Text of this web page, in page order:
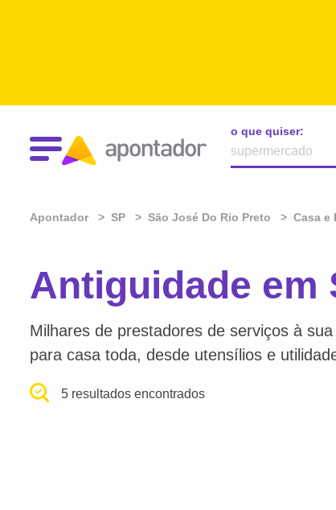
o que quiser:
Apontador SP São José Do Rio Preto Casa e
Antiguidade em
Milhares de prestadores de serviços à
para casa toda, desde utensílios e
5 resultados encontrados